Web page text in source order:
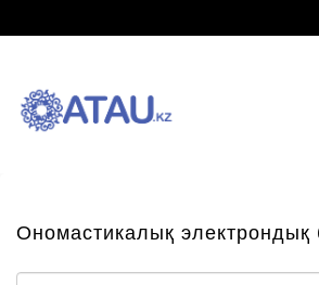
Ономастикалық электрондық